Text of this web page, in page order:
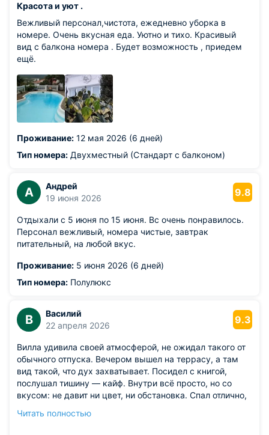
Красота и уют .
Вежливый персонал,чистота, ежедневно уборка в
номере. Очень вкусная еда. Уютно и тихо. Красивый
вид с балкона номера . Будет возможность , приедем
ещё.
Проживание: 12 мая 2026 (6 дней)
Тип номера: Двухместный (Стандарт с балконом)
А
Андрей
19 июня 2026
9.8
Отдыхали с 5 июня по 15 июня. Вс очень понравилось.
Персонал вежливый, номера чистые, завтрак
питательный, на любой вкус.
Проживание: 5 июня 2026 (6 дней)
Тип номера: Полулюкс
В
Василий
22 апреля 2026
9.3
Вилла удивила своей атмосферой, не ожидал такого от
обычного отпуска. Вечером вышел на террасу, а там
вид такой, что дух захватывает. Посидел с книгой,
послушал тишину — кайф. Внутри всё просто, но со
вкусом: не давит ни цвет, ни обстановка. Спал отлично,
Из недостатков: правда, кондиционер работает немного
Читать полностью